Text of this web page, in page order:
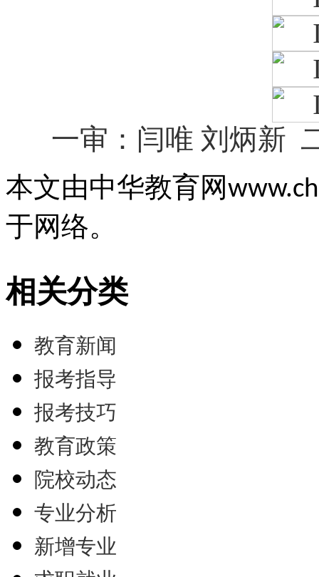
一审：闫唯 刘炳新
本文由中华教育网
于网络。
相关分类
教育新闻
报考指导
报考技巧
教育政策
院校动态
专业分析
新增专业